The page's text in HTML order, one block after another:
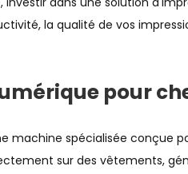
la qualité de vos
pour
machine spécialisée conçue
sur des vêtements,